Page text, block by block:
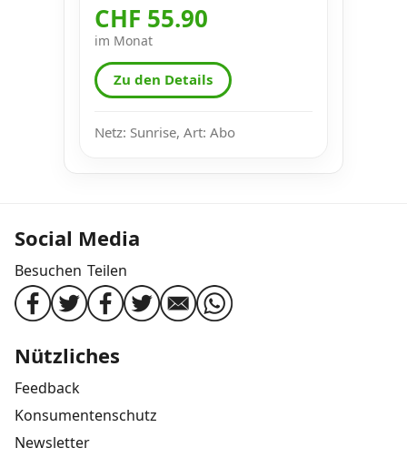
CHF 55.90
im Monat
Zu den Details
Netz: Sunrise, Art: Abo
Social Media
Besuchen Teilen
Nützliches
Feedback
Konsumentenschutz
Newsletter